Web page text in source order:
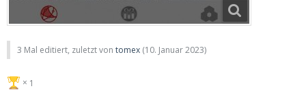
3 Mal editiert, zuletzt von tomex (10. Januar 2023)
1